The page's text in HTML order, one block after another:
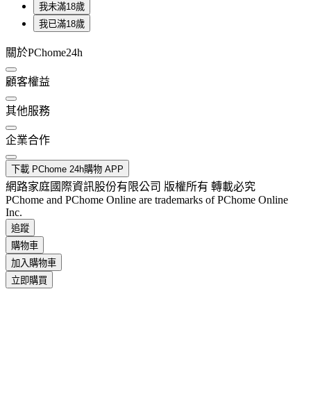
我未滿18歲
我已滿18歲
關於PChome24h
顧客權益
其他服務
企業合作
下載 PChome 24h購物 APP
網路家庭國際資訊股份有限公司 版權所有 轉載必究
PChome and PChome Online are trademarks of PChome Online
Inc.
追蹤
購物車
加入購物車
立即購買